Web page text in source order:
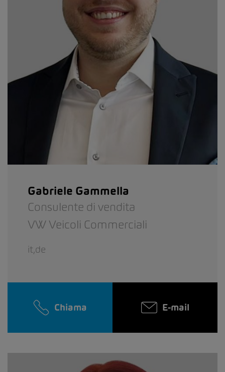
Gabriele Gammella
Consulente di vendita
VW Veicoli Commerciali
it,de
Chiama E-mail